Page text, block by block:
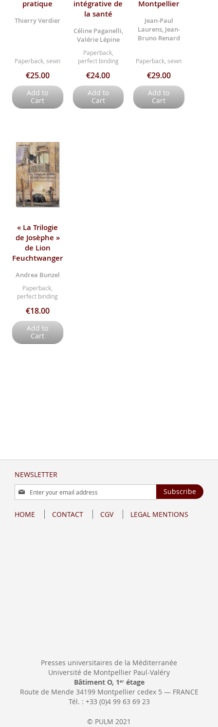
pratique
Thierry Verdier
Paperback, sewn
€25.00
Add to
Cart
intégrative de
la santé
Céline Paganelli,
Valérie Lépine
Paperback,
perfect binding
€24.00
Add to
Cart
Montpellier
Jean-Paul
Laurens, Jean-
Bruno Renard
Paperback, sewn
€29.00
Add to
Cart
« La Trilogie
de Josèphe »
de Lion
Feuchtwanger
Andrea Bunzel
Paperback,
perfect binding
€18.00
Add to
Cart
NEWSLETTER
Sign
Up
Our
Subscribe
HOME CONTACT CGV LEGAL MENTIONS
Presses universitaires de la Méditerranée
Université de Montpellier Paul-Valéry
Bâtiment O, 1 erétage
Route de Mende 34199 Montpellier cedex 5 — FRANCE
Tél. : +33 (0)4 99 63 69 23
© PULM 2021